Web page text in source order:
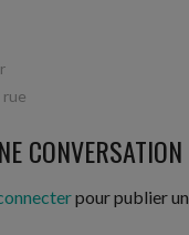
rue
CONVERSATION
pour publier un